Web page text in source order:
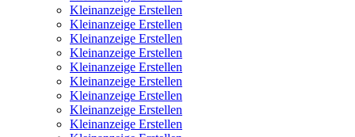
Kleinanzeige Erstellen
Kleinanzeige Erstellen
Kleinanzeige Erstellen
Kleinanzeige Erstellen
Kleinanzeige Erstellen
Kleinanzeige Erstellen
Kleinanzeige Erstellen
Kleinanzeige Erstellen
Kleinanzeige Erstellen